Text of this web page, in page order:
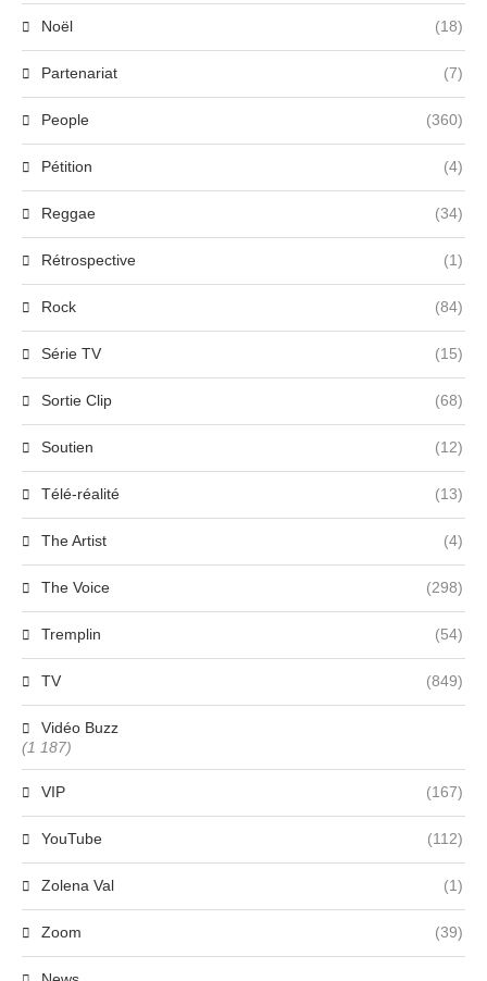
Noël (18)
Partenariat (7)
People (360)
Pétition (4)
Reggae (34)
Rétrospective (1)
Rock (84)
Série TV (15)
Sortie Clip (68)
Soutien (12)
Télé-réalité (13)
The Artist (4)
The Voice (298)
Tremplin (54)
TV (849)
Vidéo Buzz
(1 187)
VIP (167)
YouTube (112)
Zolena Val (1)
Zoom (39)